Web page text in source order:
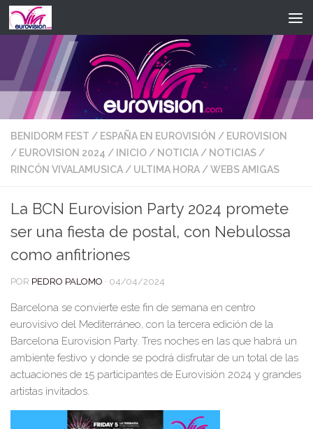
Saltar al contenido
BENIDORM FEST / ESPAÑA EN EUROVISIÓN / EUROVISION
/ EUROVISION 2024 / INICIO/ NOTICIA/ NOTICIAS/
RINCÓN VIVALAMUSICA/ ULTIMA HORA/WEBS AMIGAS
La BCN Eurovision Party 2024 promete
ser una fiesta de postal, con Nebulossa
como anfitriones
POR PEDRO PALOMO · 04/04/2024
Barcelona se convierte este fin de semana en centro
eurovisivo del Mediterráneo, con la tercera edición de la
Barcelona Eurovision Party. Tres noches en las que habrá un
ambiente festivo y donde se podrá disfrutar de un total de las
actuaciones de 15 participantes de Eurovisión 2024 y grandes
artistas invitados.